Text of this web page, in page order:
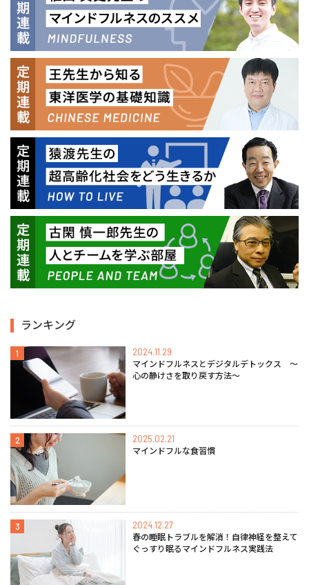
ランキング
1 2024.11.29
マインドフルネスとデジタルデトックス 〜
心の静けさを取り戻す方法〜
2 2025.02.21
マインドフルな食習慣
3 2024.12.27
春の睡眠トラブルを解消！自律神経を整えて
ぐっすり眠るマインドフルネス実践法